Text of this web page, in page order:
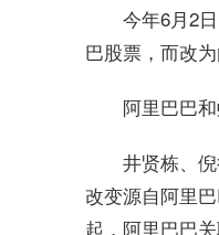
今年6月2
巴股票，而改
阿里巴巴
井贤栋、
改变源自阿里
起，阿里巴巴